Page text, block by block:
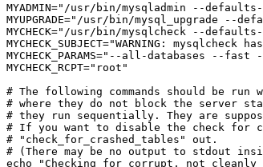
MYADMIN="/usr/bin/mysqladmin --
MYUPGRADE="/usr/bin/mysql_upgrade
MYCHECK="/usr/bin/mysqlcheck --
MYCHECK_SUBJECT="WARNING:
MYCHECK_PARAMS="--all-databases --
MYCHECK_RCPT="root"
# The following commands should be
# where they do not block the server
# they run sequentially. They are
# If you want to disable the check for
# "check_for_crashed_tables" out.
# (There may be no output to stdout
echo "Checking for corrupt, not cleanly